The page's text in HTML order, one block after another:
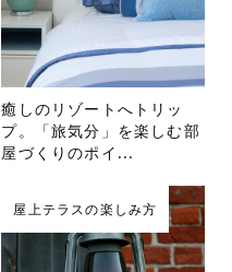
癒しのリゾートへトリッ
プ。「旅気分」を楽しむ部
屋づくりのポイ...
屋上テラスの楽しみ方